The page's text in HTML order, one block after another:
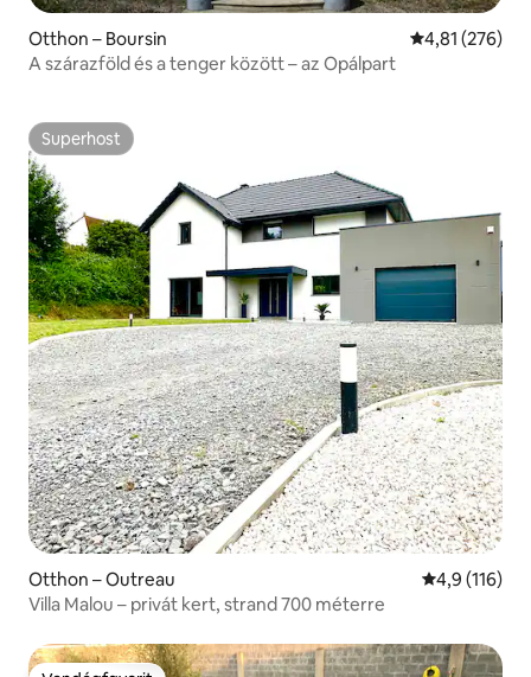
Otthon – Boursin Átlagos
4,81 (276)
A szárazföld és a tenger között – az Opálpart
Superhost
Superhost
Otthon – Outreau Átlagos
4,9 (116)
Villa Malou – privát kert, strand 700 méterre